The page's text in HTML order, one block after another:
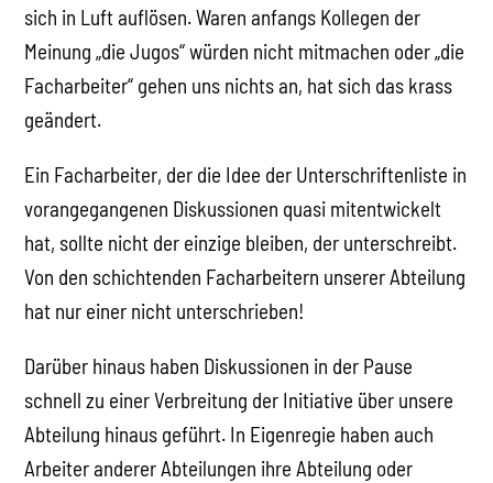
sich in Luft auflösen. Waren anfangs Kollegen der
Meinung „die Jugos“ würden nicht mitmachen oder „die
Facharbeiter“ gehen uns nichts an, hat sich das krass
geändert.
Ein Facharbeiter, der die Idee der Unterschriftenliste in
vorangegangenen Diskussionen quasi mitentwickelt
hat, sollte nicht der einzige bleiben, der unterschreibt.
Von den schichtenden Facharbeitern unserer Abteilung
hat nur einer nicht unterschrieben!
Darüber hinaus haben Diskussionen in der Pause
schnell zu einer Verbreitung der Initiative über unsere
Abteilung hinaus geführt. In Eigenregie haben auch
Arbeiter anderer Abteilungen ihre Abteilung oder